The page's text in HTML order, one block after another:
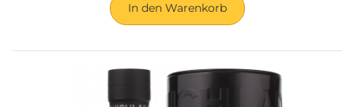
In den Warenkorb